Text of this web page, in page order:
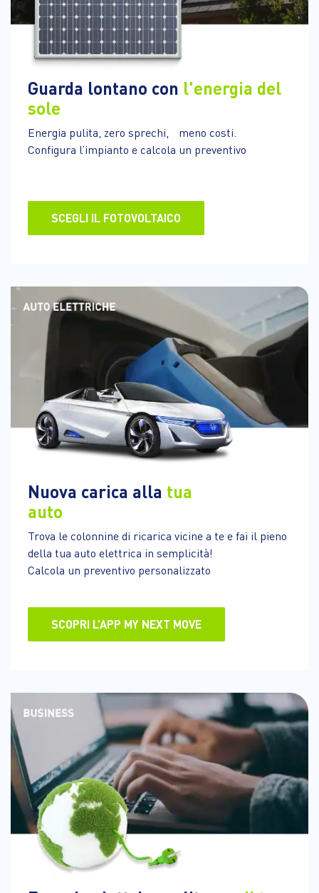
Guarda lontano con l'energia del
sole
Energia pulita, zero sprechi, meno costi.
Configura l’impianto e calcola un preventivo
SCEGLI IL FOTOVOLTAICO
Nuova carica alla tua
auto
Trova le colonnine di ricarica vicine a te e fai il pieno
della tua auto elettrica in semplicità!
Calcola un preventivo personalizzato
SCOPRI L’APP MY NEXT MOVE